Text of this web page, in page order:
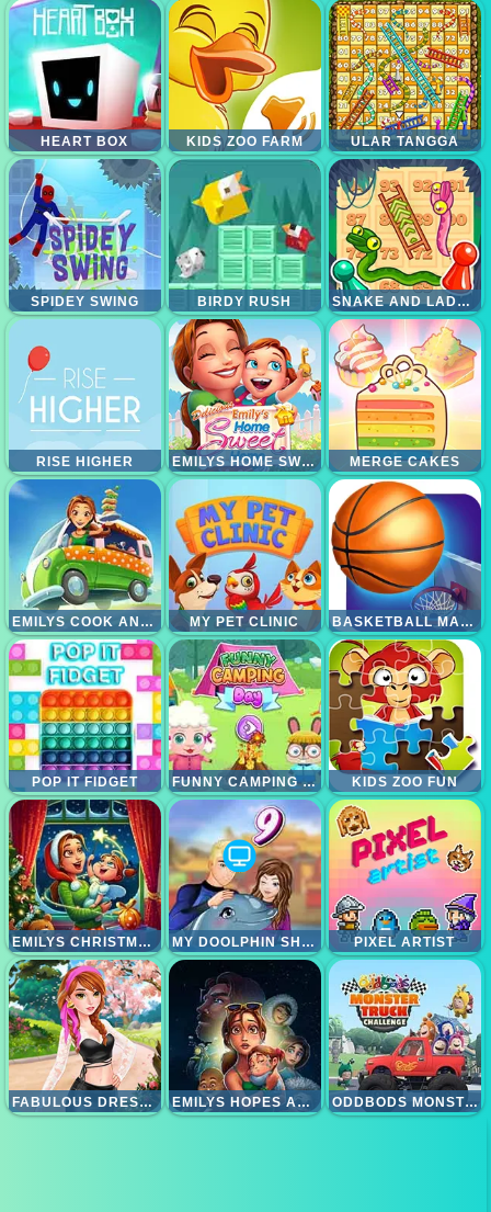
HEART BOX KIDS ZOO FARM ULAR TANGGA
SPIDEY SWING BIRDY RUSH SNAKE AND LADDER 2
RISE HIGHER EMILYS HOME SWEET HOME MERGE CAKES
EMILYS COOK AND GO MY PET CLINIC BASKETBALL MASTER
POP IT FIDGET FUNNY CAMPING DAY KIDS ZOO FUN
EMILYS CHRISTMAS CAROL MY DOOLPHIN SHOW 9 PIXEL ARTIST
FABULOUS DRESS UP EMILYS HOPES AND FEARS ODDBODS MONSTER TRUCK